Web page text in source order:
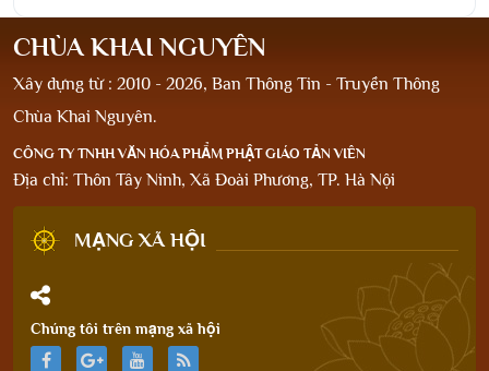
CHÙA KHAI NGUYÊN
Xây dựng từ : 2010 - 2026, Ban Thông Tin - Truyền Thông
Chùa Khai Nguyên.
CÔNG TY TNHH VĂN HÓA PHẨM PHẬT GIÁO TẢN VIÊN
Địa chỉ: Thôn Tây Ninh, Xã Đoài Phương, TP. Hà Nội
MẠNG XÃ HỘI
Chúng tôi trên mạng xã hội